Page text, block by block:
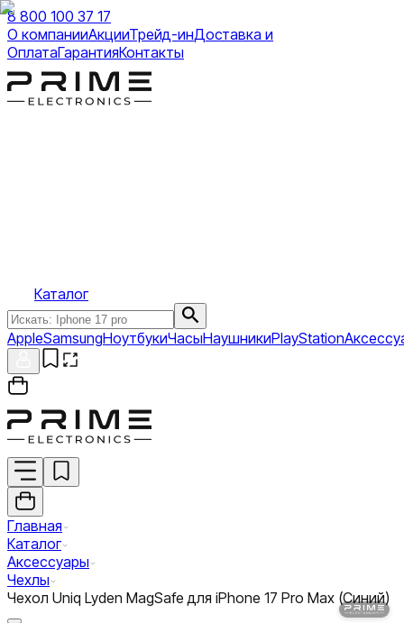
8 800 100 37 17
О компанииАкцииТрейд-инДоставка и
ОплатаГарантияКонтакты
Каталог
AppleSamsungНоутбукиЧасыНаушникиPlayStation
Главная
Каталог
Аксессуары
Чехлы
Чехол Uniq Lyden MagSafe для iPhone 17 Pro Max (Синий)